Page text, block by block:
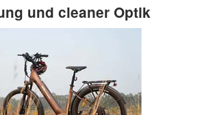
und cleaner Optik